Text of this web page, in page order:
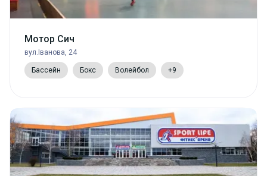
Мотор Сич
вул.Іванова, 24
Бассейн Бокс Волейбол +9